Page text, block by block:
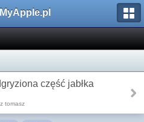
część jabłka
tomasz